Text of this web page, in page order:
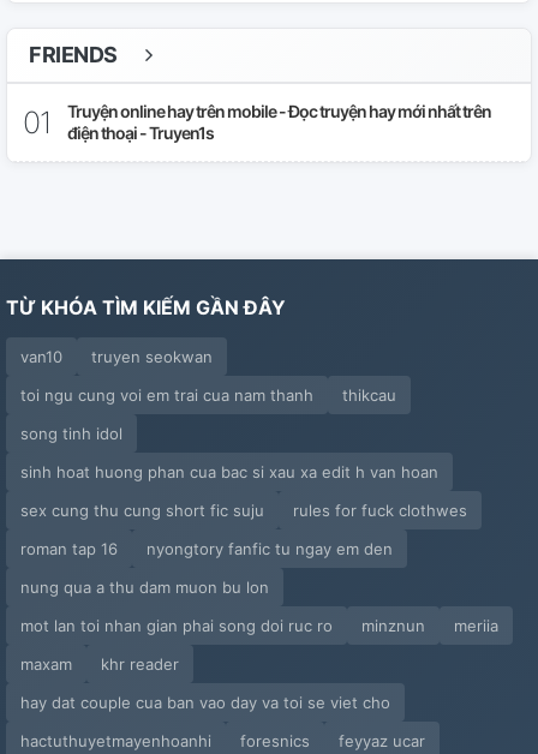
FRIENDS
Truyện online hay trên mobile - Đọc truyện hay mới nhất trên
điện thoại - Truyen1s
TỪ KHÓA TÌM KIẾM GẦN ĐÂY
van10
truyen seokwan
toi ngu cung voi em trai cua nam thanh
thikcau
song tinh idol
sinh hoat huong phan cua bac si xau xa edit h van hoan
sex cung thu cung short fic suju
rules for fuck clothwes
roman tap 16
nyongtory fanfic tu ngay em den
nung qua a thu dam muon bu lon
mot lan toi nhan gian phai song doi ruc ro
minznun
meriia
maxam
khr reader
hay dat couple cua ban vao day va toi se viet cho
hactuthuyetmayenhoanhi
foresnics feyyaz ucar